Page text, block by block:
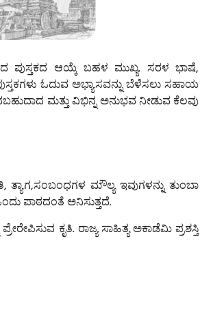
ಪುಸ್ತಕದ ಆಯ್ಕೆ ಬಹಳ ಮುಖ್ಯ. ಸರಳ ಭಾಷೆ,
ಓದುವ ಅಭ್ಯಾಸವನ್ನು ಬೆಳೆಸಲು ಸಹಾಯ
ಮತ್ತು ವಿಭಿನ್ನ ಅನುಭವ ನೀಡುವ ಕೆಲವು
ಮೌಲ್ಯ ಇವುಗಳನ್ನು ತುಂಬಾ
ಪಾಠದಂತೆ ಅನಿಸುತ್ತದೆ.
ಕೃತಿ. ರಾಜ್ಯ ಸಾಹಿತ್ಯ ಅಕಾಡೆಮಿ ಪ್ರಶಸ್ತಿ